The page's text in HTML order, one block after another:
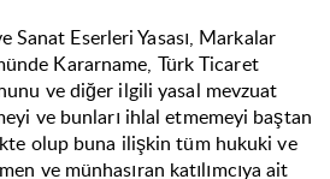
Sanat Eserleri Yasası, Markalar
Kararname, Türk Ticaret
ve diğer ilgili yasal mevzuat
ve bunları ihlal etmemeyi baştan
olup buna ilişkin tüm hukuki ve
ve münhasıran katılımcıya ait